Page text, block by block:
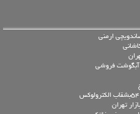
ارمنی
آبگوشت فروشی
تهران